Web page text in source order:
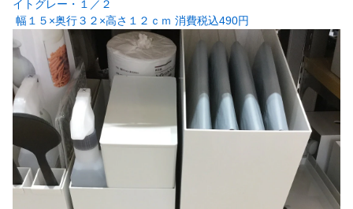
イトグレー・１／２
幅１５×奥行３２×高さ１２ｃｍ 消費税込490円